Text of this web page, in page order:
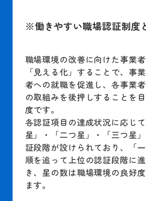
※働きやすい職場認証制度
職場環境の改善に向けた事業
「見える化」することで、事
者への就職を促進し、各事業
の取組みを後押しすることを
度です。
各認証項目の達成状況に応じ
星」・「二つ星」・「三つ星
証段階が設けられており、「
順を追って上位の認証段階に
き、星の数は職場環境の良好
ます。